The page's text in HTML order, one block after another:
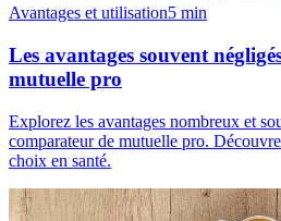
Avantages et utilisation5 min
Les avantages souvent
mutuelle pro
Explorez les avantages nombreux et
comparateur de mutuelle pro.
choix en santé.